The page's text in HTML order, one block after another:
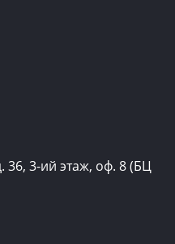
36, 3-ий этаж, оф. 8 (БЦ